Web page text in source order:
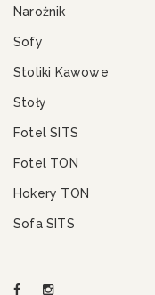
Narożnik
Sofy
Stoliki Kawowe
Stoły
Fotel SITS
Fotel TON
Hokery TON
Sofa SITS